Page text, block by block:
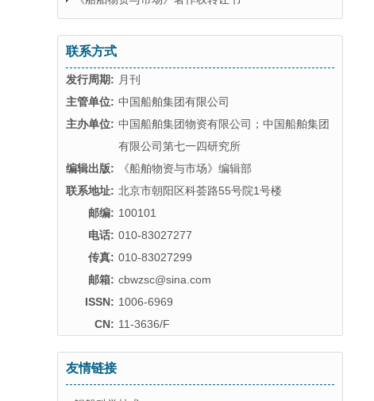
联系方式
发行周期: 月刊
主管单位: 中国船舶集团有限公司
主办单位: 中国船舶集团物资有限公司；中国船舶集团
有限公司第七一四研究所
编辑出版:
《船舶物资与市场》编辑部
联系地址: 北京市朝阳区科荟路55号院1号楼
邮编: 100101
电话: 010-83027277
传真: 010-83027299
邮箱: cbwzsc@sina.com
ISSN: 1006-6969
CN: 11-3636/F
友情链接